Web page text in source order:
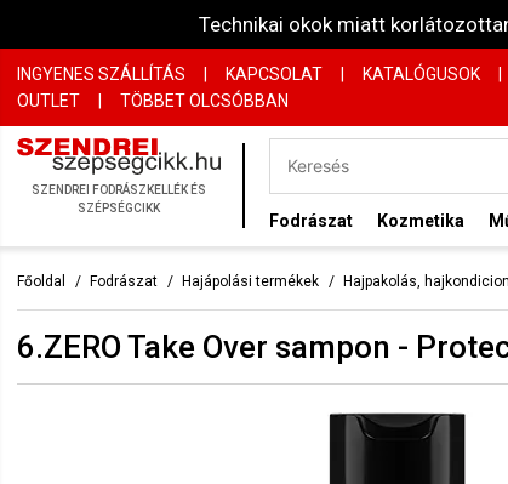
Technikai okok miatt
INGYENES SZÁLLÍTÁS KAPCSOLAT KATALÓGUSOK
OUTLET
| TÖBBET OLCSÓBBAN
SZENDREI FODRÁSZKELLÉK ÉS
SZÉPSÉGCIKK
Fodrászat Kozmetika
Főoldal Fodrászat Hajápolási termékek Hajpakolás,
6.ZERO Take Over sampon -